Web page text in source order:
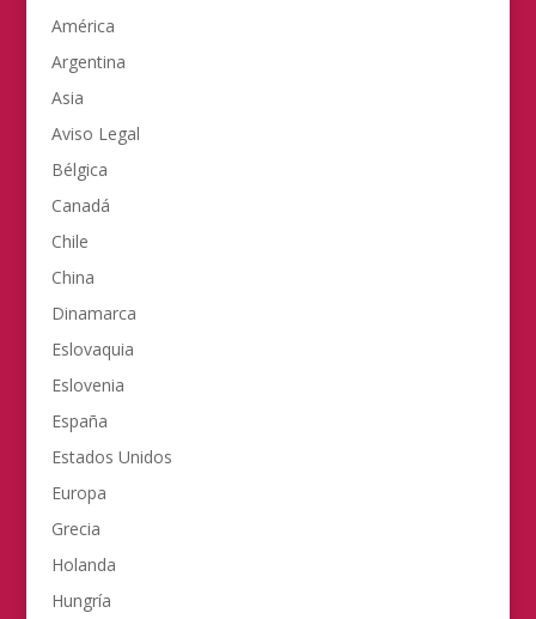
América
Argentina
Asia
Aviso Legal
Bélgica
Canadá
Chile
China
Dinamarca
Eslovaquia
Eslovenia
España
Estados Unidos
Europa
Grecia
Holanda
Hungría